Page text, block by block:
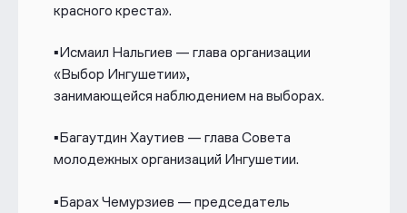
красного креста».
▪️Исмаил Нальгиев — глава организации
«Выбор Ингушетии»,
занимающейся наблюдением на выборах.
▪️Багаутдин Хаутиев — глава Совета
молодежных организаций Ингушетии.
▪️Барах Чемурзиев — председатель